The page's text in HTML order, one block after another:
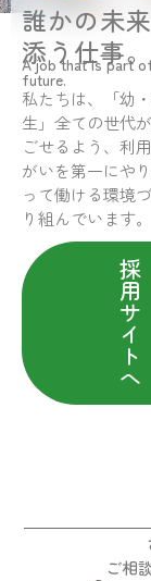
誰かの未
添う仕事。
A job that is part
future.
私たちは、「幼
生」全ての世代
ごせるよう、利
がいを第一にや
って働ける環境
り組んでいます。
採
用
サ
イ
ト
へ
ご相